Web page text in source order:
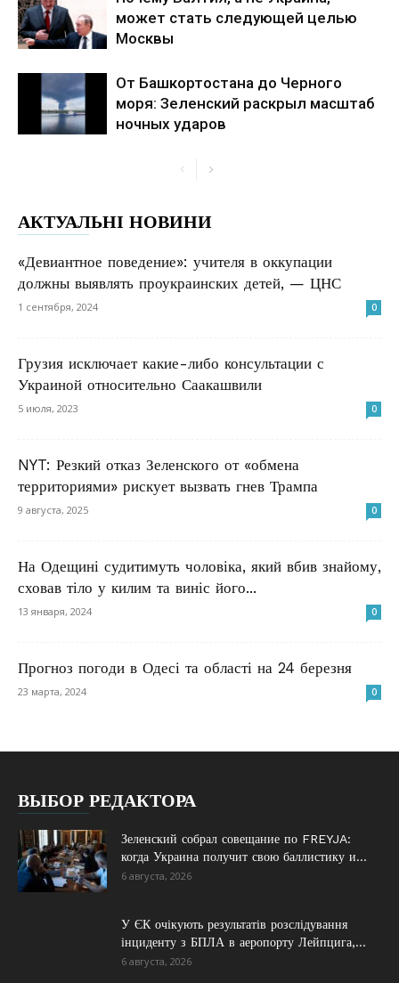
может стать следующей целью
Москвы
От Башкортостана до Черного
моря: Зеленский раскрыл масштаб
ночных ударов
АКТУАЛЬНІ НОВИНИ
«Девиантное поведение»: учителя в оккупации
должны выявлять проукраинских детей, — ЦНС
1 сентября, 2024 0
Грузия исключает какие-либо консультации с
Украиной относительно Саакашвили
5 июля, 2023 0
NYT: Резкий отказ Зеленского от «обмена
территориями» рискует вызвать гнев Трампа
9 августа, 2025 0
На Одещині судитимуть чоловіка, який вбив знайому,
сховав тіло у килим та виніс його...
13 января, 2024 0
Прогноз погоди в Одесі та області на 24 березня
23 марта, 2024 0
ВЫБОР РЕДАКТОРА
Зеленский собрал совещание по FREYJA:
когда Украина получит свою баллистику и...
6 августа, 2026
У ЄК очікують результатів розслідування
інциденту з БПЛА в аеропорту Лейпцига,...
6 августа, 2026